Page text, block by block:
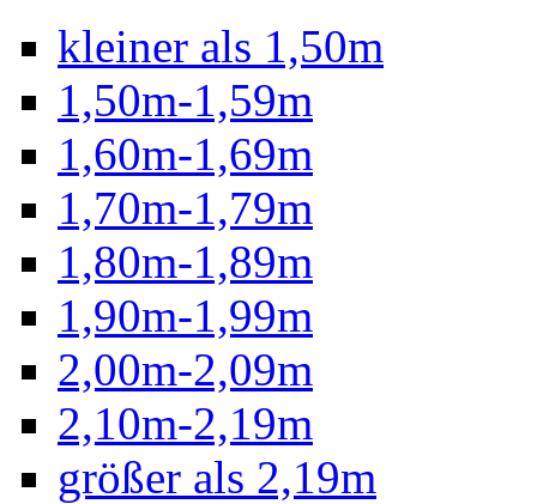
kleiner als 1,50m
1,50m-1,59m
1,60m-1,69m
1,70m-1,79m
1,80m-1,89m
1,90m-1,99m
2,00m-2,09m
2,10m-2,19m
größer als 2,19m